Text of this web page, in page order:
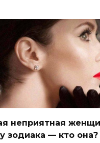
неприятная
зодиака — кто она?